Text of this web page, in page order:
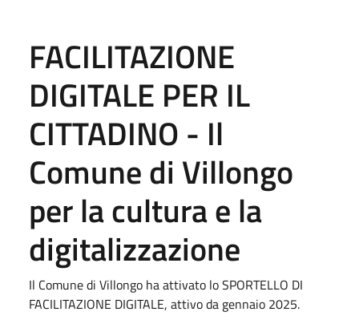
FACILITAZIONE
DIGITALE PER IL
CITTADINO - Il
Comune di Villongo
per la cultura e la
digitalizzazione
Il Comune di Villongo ha attivato lo SPORTELLO DI
FACILITAZIONE DIGITALE, attivo da gennaio 2025.